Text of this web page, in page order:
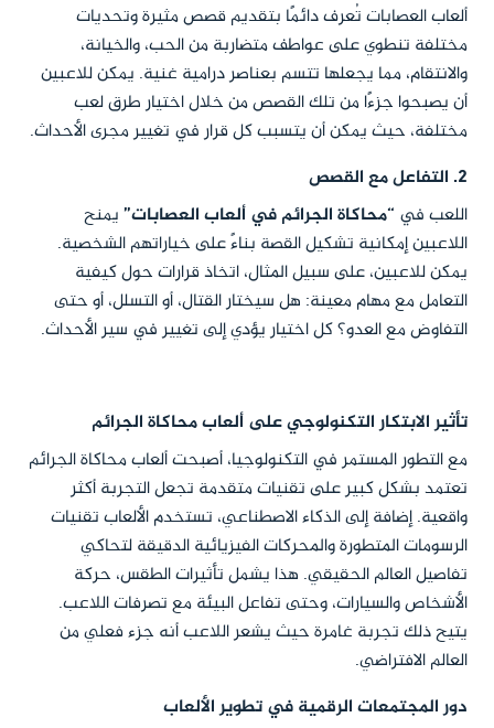
ألعاب العصابات تُعرف دائمًا بتقديم قصص مثيرة وتحديات
مختلفة تنطوي على عواطف متضاربة من الحب، والخيانة،
والانتقام، مما يجعلها تتسم بعناصر درامية غنية. يمكن للاعبين
أن يصبحوا جزءًا من تلك القصص من خلال اختيار طرق لعب
مختلفة، حيث يمكن أن يتسبب كل قرار في تغيير مجرى الأحداث.
2. التفاعل مع القصص
اللعب في “محاكاة الجرائم في ألعاب العصابات”يمنح
اللاعبين إمكانية تشكيل القصة بناءً على خياراتهم الشخصية.
يمكن للاعبين، على سبيل المثال، اتخاذ قرارات حول كيفية
التعامل مع مهام معينة: هل سيختار القتال، أو التسلل، أو حتى
التفاوض مع العدو؟ كل اختيار يؤدي إلى تغيير في سير الأحداث.
تأثير الابتكار التكنولوجي على ألعاب محاكاة الجرائم
مع التطور المستمر في التكنولوجيا، أصبحت ألعاب محاكاة الجرائم
تعتمد بشكل كبير على تقنيات متقدمة تجعل التجربة أكثر
واقعية. إضافة إلى الذكاء الاصطناعي، تستخدم الألعاب تقنيات
الرسومات المتطورة والمحركات الفيزيائية الدقيقة لتحاكي
تفاصيل العالم الحقيقي. هذا يشمل تأثيرات الطقس، حركة
الأشخاص والسيارات، وحتى تفاعل البيئة مع تصرفات اللاعب.
يتيح ذلك تجربة غامرة حيث يشعر اللاعب أنه جزء فعلي من
العالم الافتراضي.
دور المجتمعات الرقمية في تطوير الألعاب